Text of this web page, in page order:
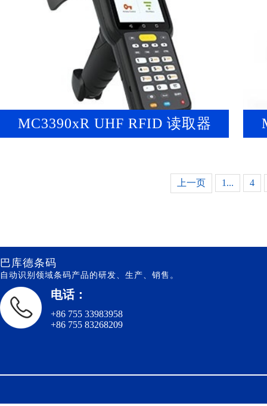
MC3390xR UHF RFID 读取器
上一页 1... 4
巴库德条码
自动识别领域条码产品的研发、生产、销售。
电话：
+86 755 33983958
+86 755 83268209